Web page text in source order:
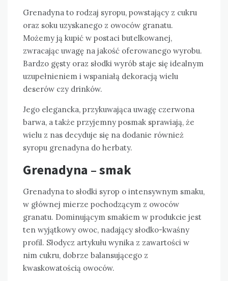
Grenadyna to rodzaj syropu, powstający z cukru
oraz soku uzyskanego z owoców granatu.
Możemy ją kupić w postaci butelkowanej,
zwracając uwagę na jakość oferowanego wyrobu.
Bardzo gęsty oraz słodki wyrób staje się idealnym
uzupełnieniem i wspaniałą dekoracją wielu
deserów czy drinków.
Jego elegancka, przykuwająca uwagę czerwona
barwa, a także przyjemny posmak sprawiają, że
wielu z nas decyduje się na dodanie również
syropu grenadyna do herbaty.
Grenadyna – smak
Grenadyna to słodki syrop o intensywnym smaku,
w głównej mierze pochodzącym z owoców
granatu. Dominującym smakiem w produkcie jest
ten wyjątkowy owoc, nadający słodko-kwaśny
profil. Słodycz artykułu wynika z zawartości w
nim cukru, dobrze balansującego z
kwaskowatością owoców.